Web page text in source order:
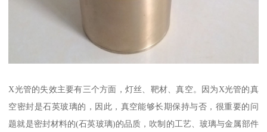
X光管的失效主要有三个方面，灯丝、靶材、真空。因为X光管的真
空密封是石英玻璃的，因此，真空能够长期保持与否，很重要的问
题就是密封材料的(石英玻璃)的品质，吹制的工艺、玻璃与金属部件